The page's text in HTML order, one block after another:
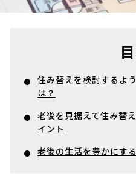
住み替えを検討するよ
は？
老後を見据えて住み替
イント
老後の生活を豊かにす